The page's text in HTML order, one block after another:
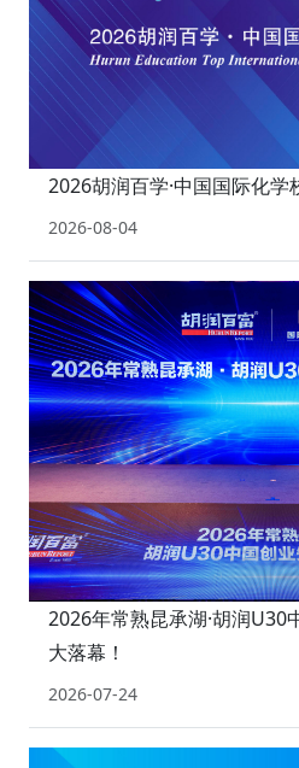
2026胡润百学·中国国际化学
2026-08-04
2026年常熟昆承湖·胡润U30
大落幕！
2026-07-24